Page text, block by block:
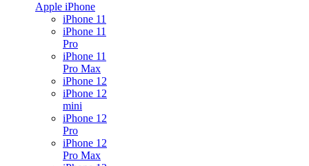
Apple iPhone
iPhone 11
iPhone 11
Pro
iPhone 11
Pro Max
iPhone 12
iPhone 12
mini
iPhone 12
Pro
iPhone 12
Pro Max